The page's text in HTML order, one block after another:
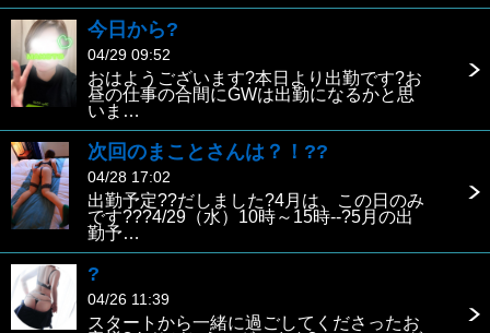
今日から?
04/29 09:52
おはようございます?本日より出勤です?お
昼の仕事の合間にGWは出勤になるかと思
いま…
次回のまことさんは？！??
04/28 17:02
出勤予定??だしました?4月は、この日のみ
です???4/29（水）10時～15時--?5月の出
勤予…
?
04/26 11:39
スタートから一緒に過ごしてくださったお